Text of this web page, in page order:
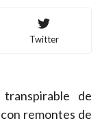
Twitter
transpirable de
remontes de